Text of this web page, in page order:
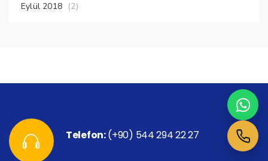
Eylül 2018 (2)
Telefon:(+90) 544 294 22 27